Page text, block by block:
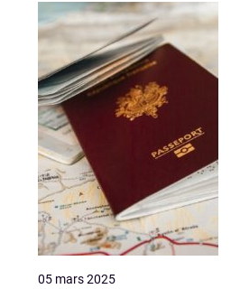
05 mars 2025